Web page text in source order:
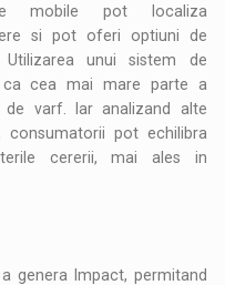
mobile pot localiza
si pot oferi optiuni de
unui sistem de
ca cea mai mare parte a
varf. Iar analizand alte
consumatorii pot echilibra
cererii, mai ales in
genera Impact, permitand